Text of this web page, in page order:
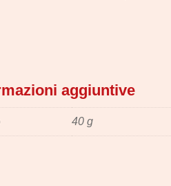
aggiuntive
40 g